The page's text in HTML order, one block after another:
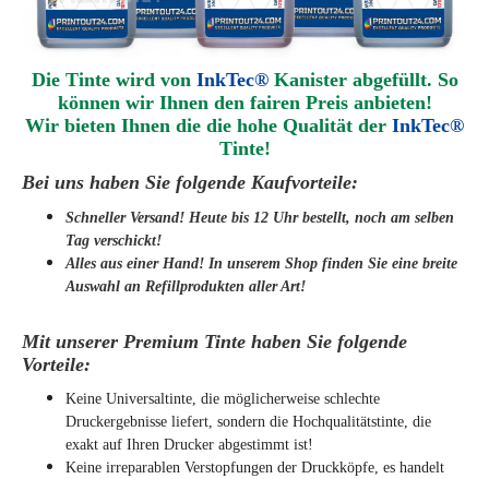
Die Tinte wird von InkTec® Kanister abgefüllt. So
können wir Ihnen den fairen Preis anbieten!
Wir bieten Ihnen die die hohe Qualität der InkTec®
Tinte!
Bei uns haben Sie folgende Kaufvorteile:
Schneller Versand! Heute bis 12 Uhr bestellt, noch am selben
Tag verschickt!
Alles aus einer Hand! In unserem Shop finden Sie eine breite
Auswahl an Refillprodukten aller Art!
Mit unserer Premium Tinte haben Sie folgende
Vorteile:
Keine Universaltinte, die möglicherweise schlechte
Druckergebnisse liefert, sondern die Hochqualitätstinte, die
exakt auf Ihren Drucker abgestimmt ist!
Keine irreparablen Verstopfungen der Druckköpfe, es handelt